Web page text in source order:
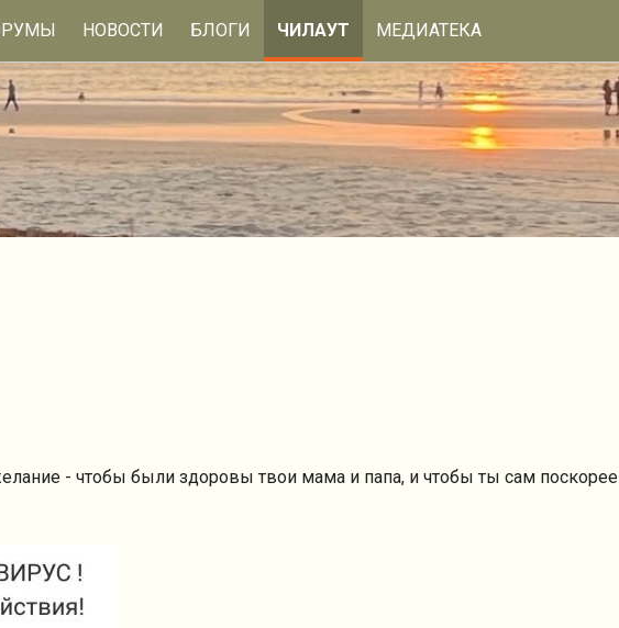
НОВОСТИ БЛОГИ ЧИЛАУТ МЕДИАТЕКА
- чтобы были здоровы твои мама и папа, и чтобы ты сам поскорее